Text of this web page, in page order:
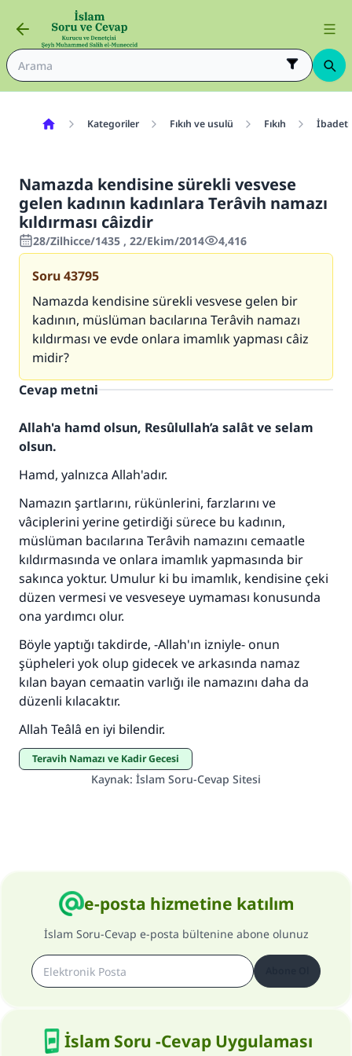
Kategoriler Fıkıh ve usulü Fıkıh
Namazda kendisine sürekli vesvese
gelen kadının kadınlara Terâvih namazı
kıldırması câizdir
28/Zilhicce/1435 , 22/Ekim/2014 4,416
Soru43795
Namazda kendisine sürekli vesvese gelen bir
kadının, müslüman bacılarına Terâvih namazı
kıldırması ve evde onlara imamlık yapması câiz
midir?
Cevap metni
Allah'a hamd olsun, Resûlullah’a salât ve selam
olsun.
Hamd, yalnızca Allah'adır.
Namazın şartlarını, rükünlerini, farzlarını ve
vâciplerini yerine getirdiği sürece bu kadının,
müslüman bacılarına Terâvih namazını cemaatle
kıldırmasında ve onlara imamlık yapmasında bir
sakınca yoktur. Umulur ki bu imamlık, kendisine çeki
düzen vermesi ve vesveseye uymaması konusunda
ona yardımcı olur.
Böyle yaptığı takdirde, -Allah'ın izniyle- onun
şüpheleri yok olup gidecek ve arkasında namaz
kılan bayan cemaatin varlığı ile namazını daha da
düzenli kılacaktır.
Allah Teâlâ en iyi bilendir.
Teravih Namazı ve Kadir Gecesi
Kaynak: İslam Soru-Cevap Sitesi
e-posta hizmetine katılım
İslam Soru-Cevap e-posta bültenine abone olunuz
İslam Soru -Cevap Uygulaması
110845 Nolu Cevap, bir evliliği
kurtardı.
Ümmete cevapları ulaştırmak için bizi destekle
Rasulullah ﷺ şöyle dedi:
Her kim bir hayra yol gösterirse , hayrı yapan
kişinin sevabı kadar ona sevap yazılır.
Şimdi katkı yapın!